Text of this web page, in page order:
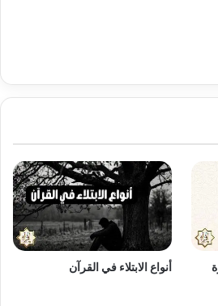
أنواع الابتلاء في القرآن